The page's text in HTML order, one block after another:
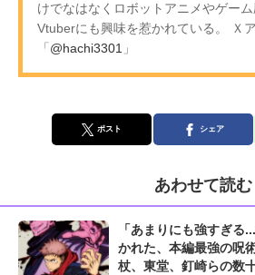
けでなはなくロボットアニメやゲー
Vtuberにも興味を惹かれている。 Ｘ
「 @hachi3301 」
ポスト シェア
あわせて読む
「あまりにも強すぎる
かれた、本編最強の呪
杖、東堂、釘崎らの数